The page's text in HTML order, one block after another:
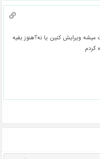
نیست میشه ویرایش کنین یا نه؟هنوز بفیه
کردم